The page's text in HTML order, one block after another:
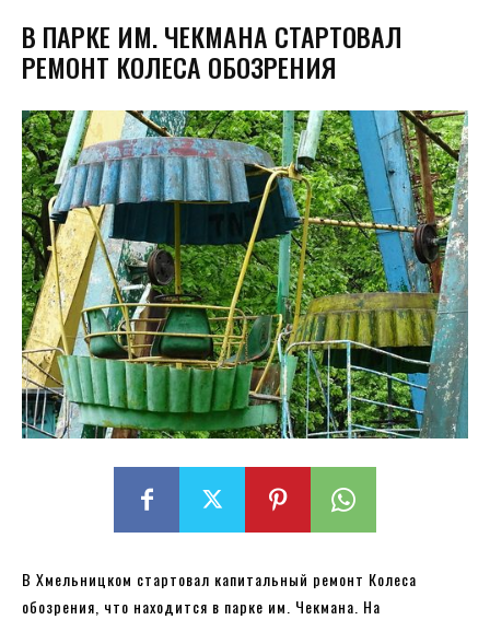
В ПАРКЕ ИМ. ЧЕКМАНА СТАРТОВАЛ
РЕМОНТ КОЛЕСА ОБОЗРЕНИЯ
В Хмельницком стартовал капитальный ремонт Колеса
обозрения, что находится в парке им. Чекмана. На